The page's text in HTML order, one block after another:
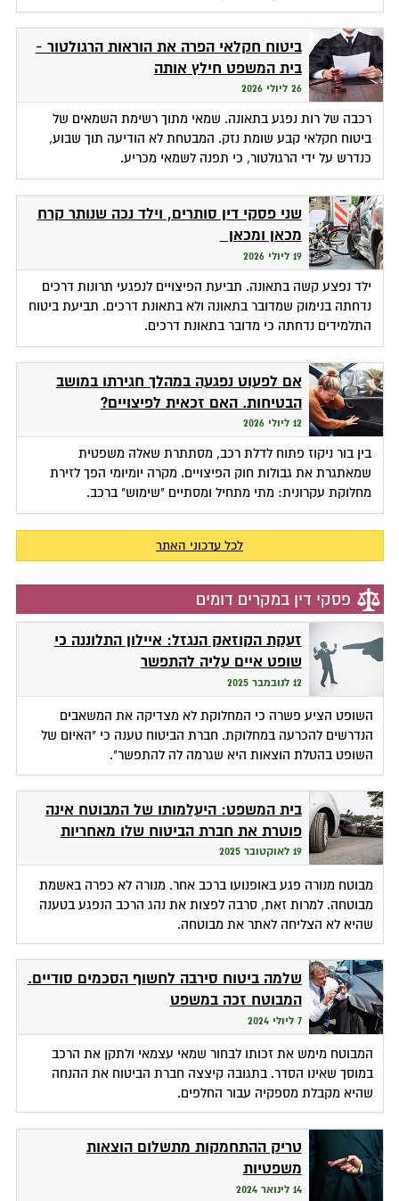
ביטוח חקלאי הפרה את הוראות הרגולטור -
בית המשפט חילץ אותה
26 ליולי 2026
רכבה של רות נפגע בתאונה. שמאי מתוך רשימת השמאים של
ביטוח חקלאי קבע שומת נזק. המבטחת לא הודיעה תוך שבוע,
כנדרש על ידי הרגולטור, כי תפנה לשמאי מכריע.
שני פסקי דין סותרים, וילד נכה שנותר קרח
מכאן ומכאן
19 ליולי 2026
ילד נפצע קשה בתאונה. תביעת הפיצויים לנפגעי תרונות דרכים
נדחתה בנימוק שמדובר בתאונה ולא בתאונת דרכים. תביעת ביטוח
התלמידים נדחתה כי מדובר בתאונת דרכים.
אם לפעוט נפגעה במהלך חגירתו במושב
הבטיחות. האם זכאית לפיצויים?
12 ליולי 2026
בין בור ניקוז פתוח לדלת רכב, מסתתרת שאלה משפטית
שמאתגרת את גבולות חוק הפיצויים. מקרה יומיומי הפך לזירת
מחלוקת עקרונית: מתי מתחיל ומסתיים "שימוש" ברכב.
לכל עדכוני האתר
פסקי דין במקרים דומים
זעקת הקוזאק הנגזל: איילון התלוננה כי
שופט איים עליה להתפשר
12 לנובמבר 2025
השופט הציע פשרה כי המחלוקת לא מצדיקה את המשאבים
הנדרשים להכרעה במחלוקת. חברת הביטוח טענה כי "האיום של
השופט בהטלת הוצאות היא שגרמה לה להתפשר".
בית המשפט: היעלמותו של המבוטח אינה
פוטרת את חברת הביטוח שלו מאחריות
19 לאוקטובר 2025
מבוטח מנורה פגע באופנועו ברכב אחר. מנורה לא כפרה באשמת
מבוטחה. למרות זאת, סרבה לפצות את נהג הרכב הנפגע בטענה
שהיא לא הצליחה לאתר את מבוטחה.
שלמה ביטוח סירבה לחשוף הסכמים סודיים.
המבוטח זכה במשפט
7 ליולי 2024
המבוטח מימש את זכותו לבחור שמאי עצמאי ולתקן את הרכב
במוסך שאינו הסדר. בתגובה קיצצה חברת הביטוח את ההנחה
שהיא מקבלת מספקיה עבור החלפים.
טריק ההתחמקות מתשלום הוצאות
משפטיות
14 לינואר 2024